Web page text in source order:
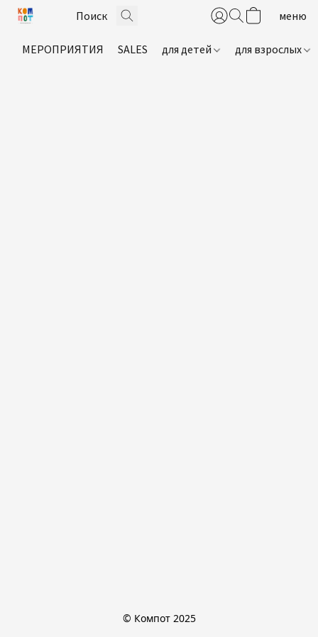
МЕРОПРИЯТИЯ SALES для детей для взрослых
© Компот 2025